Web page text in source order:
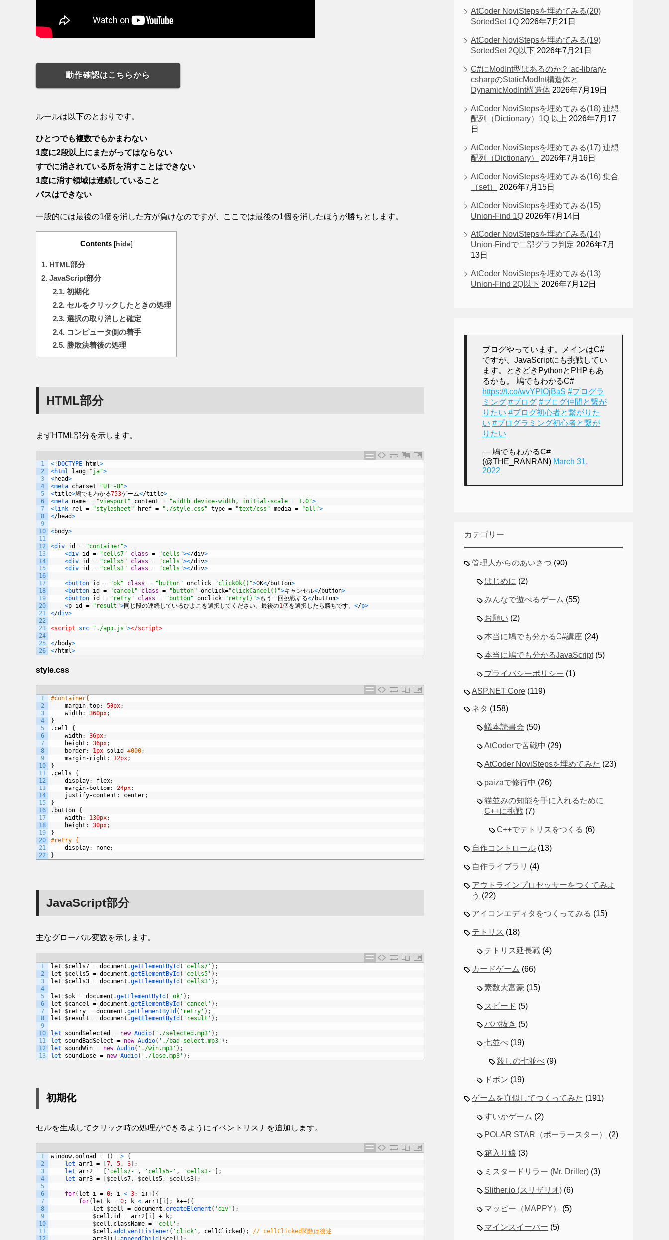
動作確認はこちらから
ルールは以下のとおりです。
ひとつでも複数でもかまわない
1度に2段以上にまたがってはならない
すでに消されている所を消すことはできない
1度に消す領域は連続していること
パスはできない
一般的には最後の1個を消した方が負けなのですが、ここでは最後の1個を消したほうが勝ちとします。
Contents [hide]
1. HTML部分
2. JavaScript部分
2.1.初期化
2.2.セルをクリックしたときの処理
2.3.選択の取り消しと確定
2.4.コンピュータ側の着手
2.5.勝敗決着後の処理
HTML部分
まずHTML部分を示します。
1
2
3
4
5
6
7
8
9
10
11
12
13
14
15
16
17
18
19
20
21
22
23
24
25
26
< ! DOCTYPE html>
<html lang="ja">
<head>
<meta charset="UTF-8">
<title>鳩でもわかる753ゲーム</title>
<meta name = "viewport" content = "width=device-width, initial-scale = 1.0">
<link rel = "stylesheet" href = "./style.css" type = "text/css" media = "all">
</head>
<body>
<div id = "container">
<div id = "cells7" class = "cells"></div>
<div id = "cells5" class = "cells"></div>
<div id = "cells3" class = "cells"></div>
<button id = "ok" class = "button" onclick="clickOk()">OK</button>
<button id = "cancel" class = "button" onclick="clickCancel()">キャンセル</button>
<button id = "retry" class = "button" onclick="retry()">もう一回挑戦する</button>
<p id = "result">同じ段の連続しているひよこを選択してください。最後の1個を選択したら勝ちです。 </p>
</div>
<script src="./app.js"></script>
</body>
</html>
style.css
1
2
3
4
5
6
7
8
9
10
11
12
13
14
15
16
17
18
19
20
21
22
#container{
margin-top: 50px;
width: 360px;
}
. cell
{
width: 36px;
height : 36px;
border: 1px solid
#000;
margin- right : 12px;
}
. cells
{
display: flex;
margin- bottom: 24px;
justify-content : center;
}
. button {
width: 130px;
height : 30px;
}
#retry {
display: none;
}
JavaScript部分
主なグローバル変数を示します。
1
2
3
4
5
6
7
8
9
10
11
12
13
let $cells7 = document .getElementById ( 'cells7' ) ;
let
$cells5 = document .getElementById ( 'cells5' ) ;
let
$cells3 = document .getElementById ( 'cells3' ) ;
let $ok = document .getElementById ( 'ok' ) ;
let
$cancel = document .getElementById ( 'cancel' ) ;
let
$retry = document .getElementById ( 'retry' ) ;
let
$result = document .getElementById ( 'result' ) ;
let soundSelected = new Audio( './selected.mp3' ) ;
let soundBadSelect = new Audio( './bad-select.mp3' ) ;
let soundWin = new Audio( './win.mp3' ) ;
let soundLose = new Audio( './lose.mp3' ) ;
初期化
セルを生成してクリック時の処理ができるようにイベントリスナを追加します。
1
2
3
4
5
6
7
8
9
10
11
12
window.onload = ( ) => {
let arr1 = 7, 5, 3
;
let arr2 = 'cells7-' , 'cells5-' , 'cells3-'
;
let arr3 = $cells7, $cells5, $cells3 ;
for( let i = 0; i < 3; i++) {
for( let k = 0; k < arr1 i ; k++) {
let
$cell = document . createElement ( 'div' ) ;
$cell . id = arr2 i + k;
$cell . className = 'cell' ;
$cell .addEventListener( 'click' , cellClicked ) ;
// cellClicked関数は後述
arr3 i .appendChild ( $cell ) ;
AtCoder NoviStepsを埋めてみる(20)
SortedSet 1Q 2026年7月21日
AtCoder NoviStepsを埋めてみる(19)
SortedSet 2Q以下 2026年7月21日
C#にModInt型はあるのか？ ac-library-
csharpのStaticModInt構造体と
DynamicModInt構造体 2026年7月19日
AtCoder NoviStepsを埋めてみる(18) 連想
配列（Dictionary）1Q 以上 2026年7月17
日
AtCoder NoviStepsを埋めてみる(17) 連想
配列（Dictionary）
2026年7月16日
AtCoder NoviStepsを埋めてみる(16) 集合
（set）
2026年7月15日
AtCoder NoviStepsを埋めてみる(15)
Union-Find 1Q 2026年7月14日
AtCoder NoviStepsを埋めてみる(14)
Union-Findで二部グラフ判定 2026年7月
13日
AtCoder NoviStepsを埋めてみる(13)
Union-Find 2Q以下 2026年7月12日
ブログやっています。メインはC#
ですが、JavaScriptにも挑戦してい
ます。ときどきPythonとPHPもあ
るかも。 鳩でもわかるC#
https://t.co/wvYPIOjBaS #プログラ
ミング #ブログ #ブログ仲間と繋が
りたい #ブログ初心者と繋がりた
い #プログラミング初心者と繋が
りたい
— 鳩でもわかるC#
(@THE_RANRAN) March 31,
2022
カテゴリー
管理人からのあいさつ (90)
はじめに (2)
みんなで遊べるゲーム (55)
お願い (2)
本当に鳩でも分かるC#講座 (24)
本当に鳩でも分かるJavaScript(5)
プライバシーポリシー (1)
ASP.NET Core (119)
ネタ (158)
蟻本読書会 (50)
AtCoderで苦戦中 (29)
AtCoder NoviStepsを埋めてみた (23)
paizaで修行中 (26)
猫並みの知能を手に入れるために
C++に挑戦 (7)
C++でテトリスをつくる (6)
自作コントロール (13)
自作ライブラリ (4)
アウトラインプロセッサーをつくてみよ
う (22)
アイコンエディタをつくってみる (15)
テトリス (18)
テトリス延長戦 (4)
カードゲーム (66)
素数大富豪 (15)
スピード (5)
ババ抜き (5)
七並べ (19)
殺しの七並べ (9)
ドボン (19)
ゲームを真似してつくってみた (191)
すいかゲーム (2)
POLAR STAR（ポーラースター） (2)
箱入り娘 (3)
ミスタードリラー (Mr. Driller) (3)
Slither.io (スリザリオ) (6)
マッピー（MAPPY） (5)
マインスイーパー (5)